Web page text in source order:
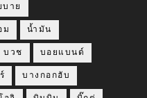
บาย
ม น้ำมัน
บวช บอยแบนด์
บางกอกฮับ